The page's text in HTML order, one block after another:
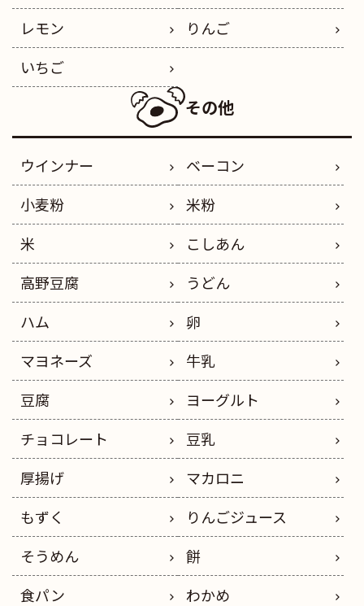
レモン
りんご
いちご
その他
ウインナー
ベーコン
小麦粉
米粉
米
こしあん
高野豆腐
うどん
ハム
卵
マヨネーズ
牛乳
豆腐
ヨーグルト
チョコレート
豆乳
厚揚げ
マカロニ
もずく
りんごジュース
そうめん
餅
食パン
わかめ